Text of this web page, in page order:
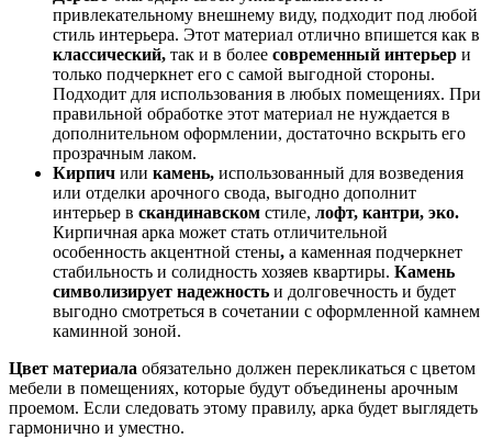
привлекательному внешнему виду, подходит под любой
стиль интерьера. Этот материал отлично впишется как в
классический, так и в более современный интерьер и
только подчеркнет его с самой выгодной стороны.
Подходит для использования в любых помещениях. При
правильной обработке этот материал не нуждается в
дополнительном оформлении, достаточно вскрыть его
прозрачным лаком.
Кирпич или камень, использованный для возведения
или отделки арочного свода, выгодно дополнит
интерьер в скандинавском стиле, лофт, кантри, эко.
Кирпичная арка может стать отличительной
особенность акцентной стены, а каменная подчеркнет
стабильность и солидность хозяев квартиры. Камень
символизирует надежность и долговечность и будет
выгодно смотреться в сочетании с оформленной камнем
каминной зоной.
Цвет материала обязательно должен перекликаться с цветом
мебели в помещениях, которые будут объединены арочным
проемом. Если следовать этому правилу, арка будет выглядеть
гармонично и уместно.